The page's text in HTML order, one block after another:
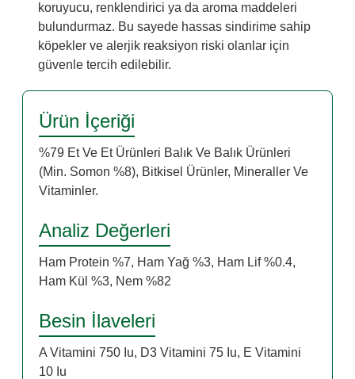
koruyucu, renklendirici ya da aroma maddeleri
bulundurmaz. Bu sayede hassas sindirime sahip
köpekler ve alerjik reaksiyon riski olanlar için
güvenle tercih edilebilir.
Ürün İçeriği
%79 Et Ve Et Ürünleri Balık Ve Balık Ürünleri
(Min. Somon %8), Bitkisel Ürünler, Mineraller Ve
Vitaminler.
Analiz Değerleri
Ham Protein %7, Ham Yağ %3, Ham Lif %0.4,
Ham Kül %3, Nem %82
Besin İlaveleri
A Vitamini 750 Iu, D3 Vitamini 75 Iu, E Vitamini
10 Iu